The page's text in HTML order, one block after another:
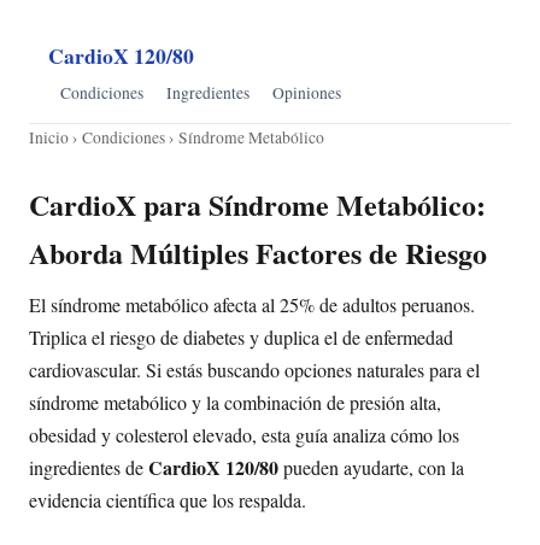
CardioX 120/80
Condiciones Ingredientes Opiniones
Inicio› Condiciones› Síndrome Metabólico
CardioX para Síndrome Metabólico:
Aborda Múltiples Factores de Riesgo
El síndrome metabólico afecta al 25% de adultos peruanos.
Triplica el riesgo de diabetes y duplica el de enfermedad
cardiovascular. Si estás buscando opciones naturales para el
síndrome metabólico y la combinación de presión alta,
obesidad y colesterol elevado, esta guía analiza cómo los
ingredientes deCardioX 120/80pueden ayudarte, con la
evidencia científica que los respalda.